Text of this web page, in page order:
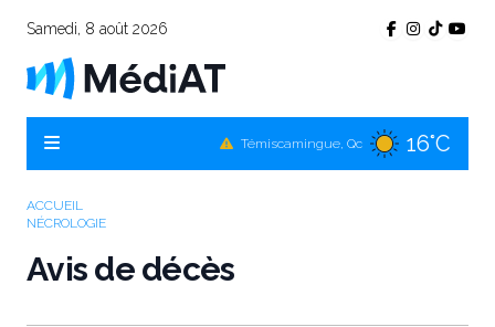
Samedi, 8 août 2026
16°C
La Sarre, Qc 18°C
ACCUEIL
NÉCROLOGIE
Avis de décès